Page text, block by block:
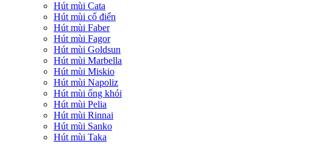
Hút mùi Cata
Hút mùi cổ điển
Hút mùi Faber
Hút mùi Fagor
Hút mùi Goldsun
Hút mùi Marbella
Hút mùi Miskio
Hút mùi Napoliz
Hút mùi ống khói
Hút mùi Pelia
Hút mùi Rinnai
Hút mùi Sanko
Hút mùi Taka